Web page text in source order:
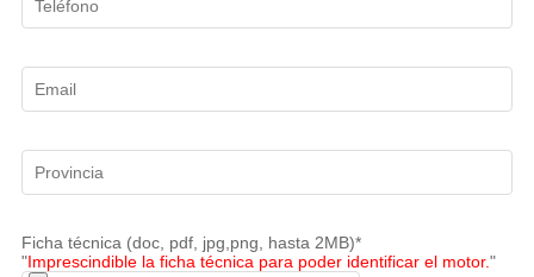
Ficha técnica (doc, pdf, jpg,png, hasta 2MB)*
"Imprescindible la ficha técnica para poder identificar el motor."